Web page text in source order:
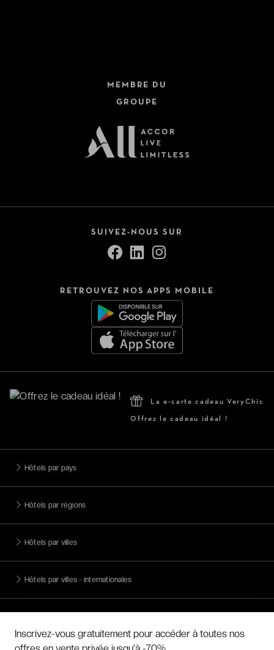
MEMBRE DU
GROUPE
SUIVEZ-NOUS SUR
RETROUVEZ NOS APPS MOBILE
La e-carte cadeau VeryChic
Offrez le cadeau idéal !
Hôtels par pays
Hôtels par régions
Hôtels par villes
Hôtels par villes - internationales
Inscrivez-vous gratuitement pour accéder à toutes nos